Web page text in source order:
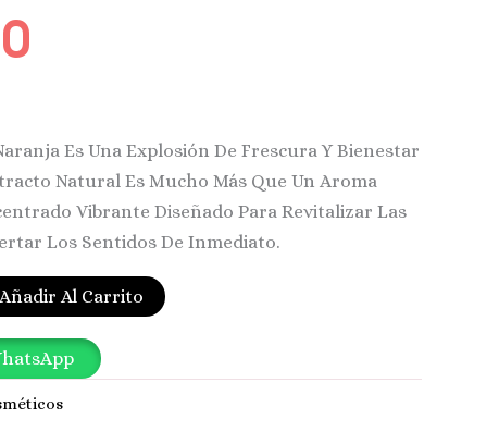
Es Una Explosión De Frescura Y Bienestar
Natural Es Mucho Más Que Un Aroma
Vibrante Diseñado Para Revitalizar Las
Los Sentidos De Inmediato.
Al Carrito